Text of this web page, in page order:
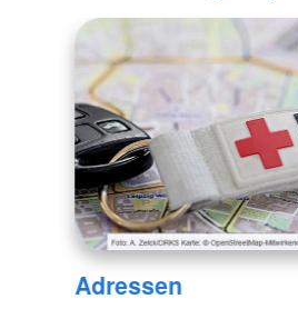
Adressen